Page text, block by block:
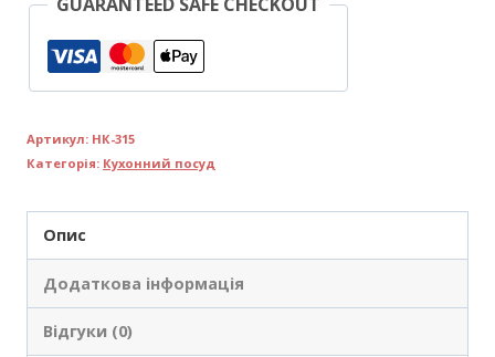
Артикул: НК-315
Категорія: Кухонний посуд
Опис
Додаткова інформація
Відгуки (0)